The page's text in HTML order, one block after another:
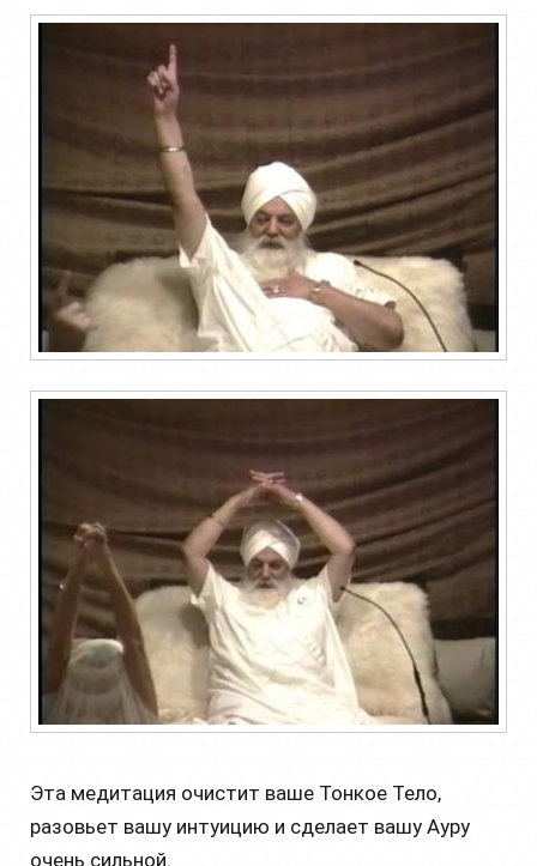
Эта медитация очистит ваше Тонкое Тело,
разовьет вашу интуицию и сделает вашу Ауру
очень сильной.